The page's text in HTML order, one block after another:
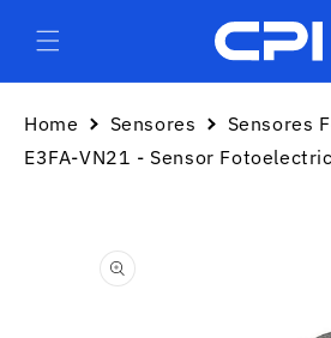
directamente
al contenido
Home Sensores
Sensores
E3FA-VN21 - Sensor
información